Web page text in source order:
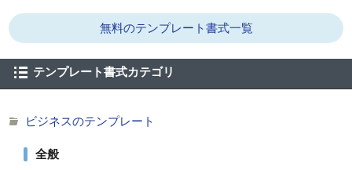
無料のテンプレート書式一覧
テンプレート書式カテゴリ
ビジネスのテンプレート
全般